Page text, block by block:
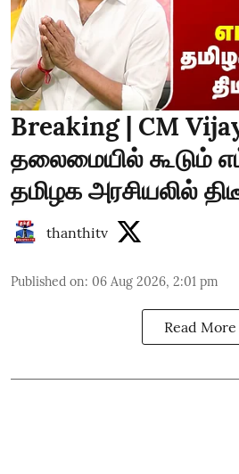
Breaking | CM
தலைமையில் கூடும்
தமிழக அரசியலில்
thanthitv
Published on: 06 Aug 2026, 2:01 pm
Read More